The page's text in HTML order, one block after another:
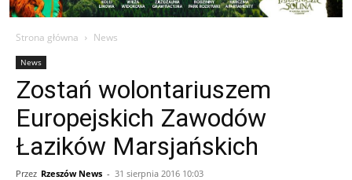
Strona główna News
News
Zostań wolontariuszem
Europejskich Zawodów
Łazików Marsjańskich
Przez Rzeszów News - 31 sierpnia 2016 10:03